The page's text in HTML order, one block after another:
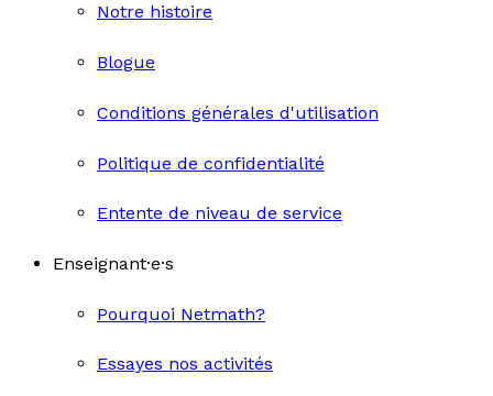
Notre histoire
Blogue
Conditions générales d'utilisation
Politique de confidentialité
Entente de niveau de service
Enseignant·e·s
Pourquoi Netmath?
Essayes nos activités